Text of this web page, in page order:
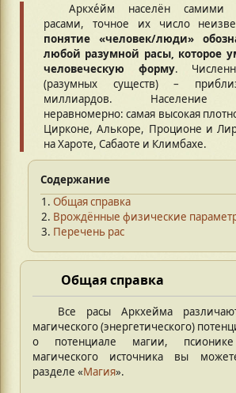
Аркхе́йм населён самими
расами, точное их число
понятие «человек/люди»
любой разумной расы, которое
человеческую форму.
(разумных существ) –
миллиардов. Население
неравномерно: самая высокая
Цирконе, Алькоре, Проционе и
на Хароте, Сабаоте и Климбахе.
Содержание
Общая справка
Врождённые физические
Перечень рас
Общая справка
Все расы Аркхейма
магического (энергетического)
о потенциале магии,
магического источника вы
разделе «Магия».